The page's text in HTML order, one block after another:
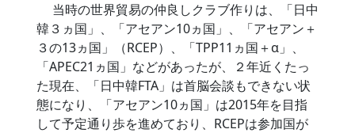
当時の世界貿易の仲良しクラブ作りは、「日中
韓３ヵ国」、「アセアン10ヵ国」、「アセアン＋
３の13ヵ国」（RCEP）、「TPP11ヵ国＋α」、
「APEC21ヵ国」などがあったが、２年近くたっ
た現在、「日中韓FTA」は首脳会談もできない状
態になり、「アセアン10ヵ国」は2015年を目指
して予定通り歩を進めており、RCEPは参加国が